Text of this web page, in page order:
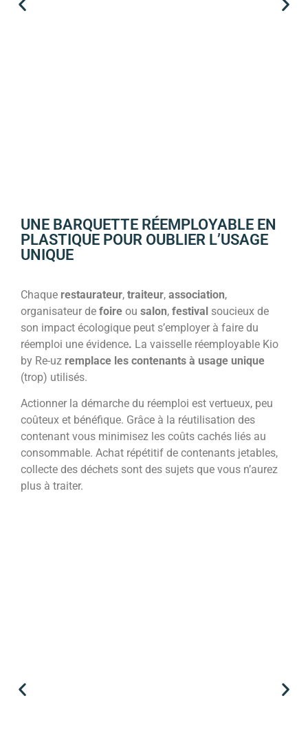
UNE BARQUETTE RÉEMPLOYABLE EN
PLASTIQUE POUR OUBLIER L’USAGE
UNIQUE
Chaque restaurateur, traiteur, association,
organisateur de foire ou salon, festival soucieux de
son impact écologique peut s’employer à faire du
réemploi une évidence. La vaisselle réemployable Kio
by Re-uz remplace les contenants à usage unique
(trop) utilisés.
Actionner la démarche du réemploi est vertueux, peu
coûteux et bénéfique. Grâce à la réutilisation des
contenant vous minimisez les coûts cachés liés au
consommable. Achat répétitif de contenants jetables,
collecte des déchets sont des sujets que vous n’aurez
plus à traiter.